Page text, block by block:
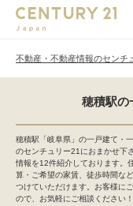
不動産・不動産情報のセンチ
穂積駅の
穂積駅「岐阜県」の一戸建て・
のセンチュリー21におまかせ下
情報を12件紹介しております。
算・ご希望の家賃、徒歩時間な
つけていただけます。お客様に
ので、お気軽にご相談ください！